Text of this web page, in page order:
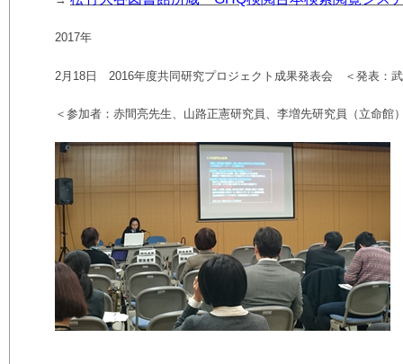
2017年
2 月 18日 2016年度共同研究プロジェクト成果発表会 ＜発表：
＜参加者：赤間亮先生、山路正憲研究員、李増先研究員（立命館